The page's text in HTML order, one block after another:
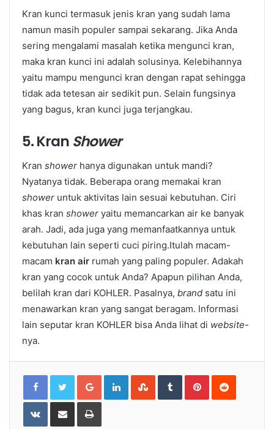
Kran kunci termasuk jenis kran yang sudah lama
namun masih populer sampai sekarang. Jika Anda
sering mengalami masalah ketika mengunci kran,
maka kran kunci ini adalah solusinya. Kelebihannya
yaitu mampu mengunci kran dengan rapat sehingga
tidak ada tetesan air sedikit pun. Selain fungsinya
yang bagus, kran kunci juga terjangkau.
5. Kran Shower
Kran shower hanya digunakan untuk mandi?
Nyatanya tidak. Beberapa orang memakai kran
shower untuk aktivitas lain sesuai kebutuhan. Ciri
khas kran shower yaitu memancarkan air ke banyak
arah. Jadi, ada juga yang memanfaatkannya untuk
kebutuhan lain seperti cuci piring.Itulah macam-
macam kran air rumah yang paling populer. Adakah
kran yang cocok untuk Anda? Apapun pilihan Anda,
belilah kran dari KOHLER. Pasalnya, brand satu ini
menawarkan kran yang sangat beragam. Informasi
lain seputar kran KOHLER bisa Anda lihat di website-
nya.
Google+LinkedInStumbleUpon
TumblrPinterestReddit
VKontakteShare
Email
Print